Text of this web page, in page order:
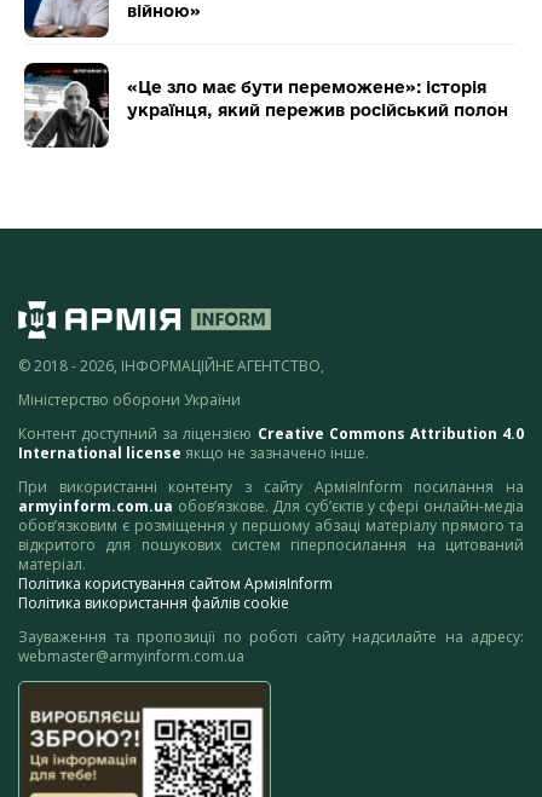
війною»
«Це зло має бути переможене»: історія
українця, який пережив російський полон
© 2018 - 2026, ІНФОРМАЦІЙНЕ АГЕНТСТВО,
Міністерство оборони України
Контент доступний за ліцензією Creative Commons Attribution 4.0
International license якщо не зазначено інше.
При використанні контенту з сайту АрміяInform посилання на
armyinform.com.ua обов’язкове. Для суб’єктів у сфері онлайн-медіа
обов’язковим є розміщення у першому абзаці матеріалу прямого та
відкритого для пошукових систем гіперпосилання на цитований
матеріал.
Політика користування сайтом АрміяInform
Політика використання файлів cookie
Зауваження та пропозиції по роботі сайту надсилайте на адресу:
webmaster@armyinform.com.ua